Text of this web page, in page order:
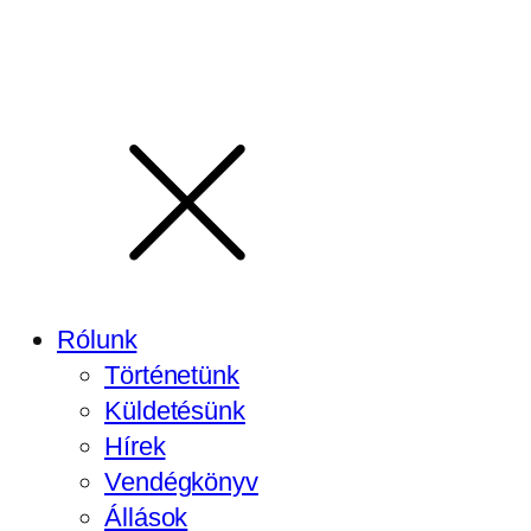
Rólunk
Történetünk
Küldetésünk
Hírek
Vendégkönyv
Állások